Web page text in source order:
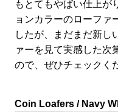
もとてもやばい仕上が
ョンカラーのローファ
したが、まだまだ新し
ァーを見て実感した次
ので、ぜひチェックく
Coin Loafers / Navy